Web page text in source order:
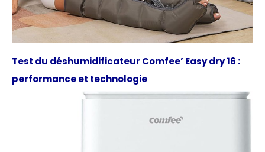
Test du déshumidificateur Comfee’ Easy dry 16 :
performance et technologie